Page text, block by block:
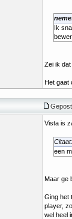
Ik
Zei ik
Het gaat
Vista is
Citaat:
een
Maar ge
Ging het
player,
wel heel